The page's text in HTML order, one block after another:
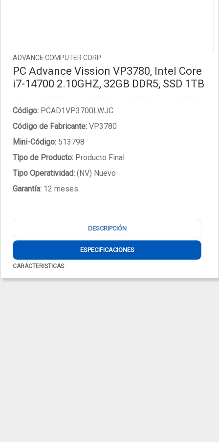
ADVANCE COMPUTER CORP
PC Advance Vission VP3780, Intel Core
i7-14700 2.10GHZ, 32GB DDR5, SSD 1TB
Código: PCAD1VP3700LWJC
Código de Fabricante: VP3780
Mini-Código: 513798
Tipo de Producto: Producto Final
Tipo Operatividad: (NV) Nuevo
Garantía: 12 meses
DESCRIPCIÓN
ESPECIFICACIONES
CARACTERISTICAS: